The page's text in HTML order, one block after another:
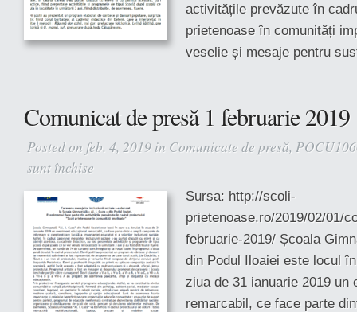
activitățile prevăzute în
prietenoase în comunități
veselie și mesaje pentru
Comunicat de presă 1 februarie 2019
Posted on feb. 4, 2019 in Comunicate de presă,
sunt închise
de
presă
1
februarie
2019
Sursa: http://scoli-
prietenoase.ro/2019/02/01/
februarie-2019/ Școala
din Podul Iloaiei este locul
ziua de 31 ianuarie 2019 un
remarcabil, ce face parte